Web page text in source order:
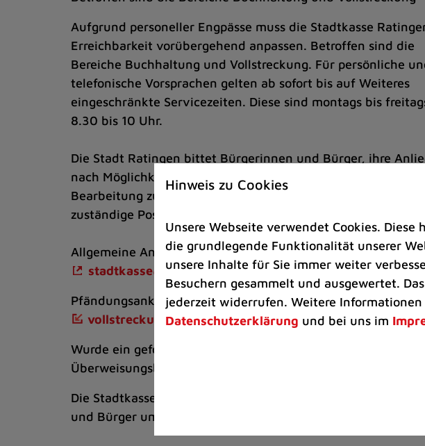
Aufgrund personeller Engpässe muss die Stadtkasse
Erreichbarkeit vorübergehend anpassen. Betroffen sind die
Bereiche Buchhaltung und Vollstreckung. Für persönliche
telefonische Vorsprachen gelten ab sofort bis auf Weiteres
eingeschränkte Servicezeiten. Diese sind montags bis
8.30 bis 10 Uhr.
Die Stadt Ratingen bittet Bürgerinnen und Bürger, ihre
nach Möglichkeit per E-Mail einzureichen. Um eine zügige
Bearbeitung zu ermöglichen, sollten die Anfragen an das
zuständige Postfach gesendet werden:
Allgemeine Anfragen und Mahnungen an
stadtkasse@ratingen.de
Pfändungsankündigungen und Vollstreckungsmaßnahmen
vollstreckung@ratingen.de
Wurde ein geforderter Betrag bereits beglichen, sollte der
Überweisungsbeleg) beigefügt werden.
Die Stadtkasse arbeitet daran, die gewohnten
und Bürger um Verständnis für die vorübergehenden
Hinweis zu Cookies
Unsere Webseite verwendet Cookies.
die grundlegende Funktionalität unserer
unsere Inhalte für Sie immer weiter
Besuchern gesammelt und ausgewertet.
jederzeit widerrufen. Weitere
Datenschutzerklärung und bei uns im